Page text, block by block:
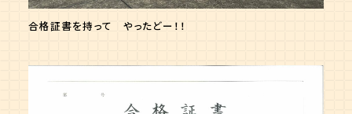
合格証書を持って やったどー！！